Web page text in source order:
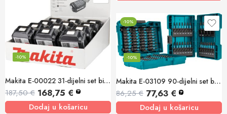
Makita E-00022 31-dijelni set bitova u kutiji 25mm 12/1
-10%
187,50€ 168,75 € ?
Dodaj u košaricu
-10%
Makita E-03109 90-dijelni set bitova impact BLACK
-10%
86,25€ 77,63 € ?
Dodaj u košaricu